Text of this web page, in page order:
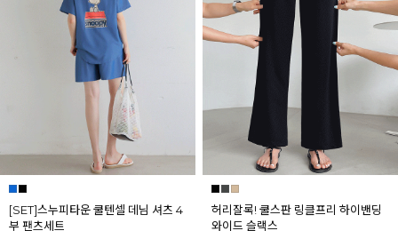
[SET]스누피타운 쿨텐셀 데님 셔츠 4
부 팬츠세트
허리잘록! 쿨스판 링클프리 하이밴딩
와이드 슬랙스